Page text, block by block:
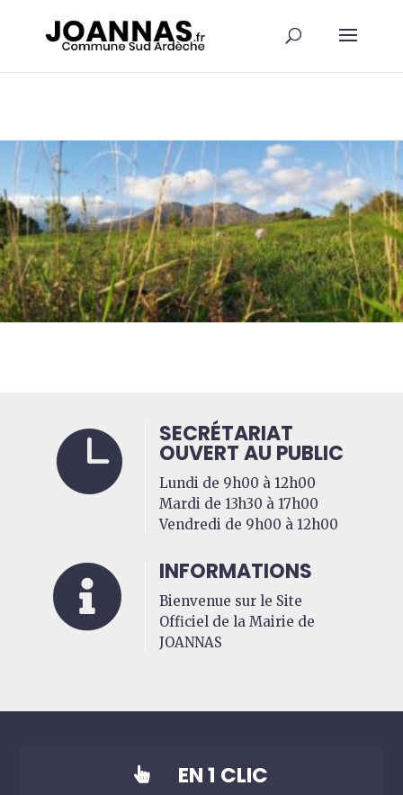
 SECRÉTARIAT
OUVERT AU PUBLIC
Lundi de 9h00 à 12h00
Mardi de 13h30 à 17h00
Vendredi de 9h00 à 12h00
 INFORMATIONS
Bienvenue sur le Site
Officiel de la Mairie de
JOANNAS
 EN 1 CLIC